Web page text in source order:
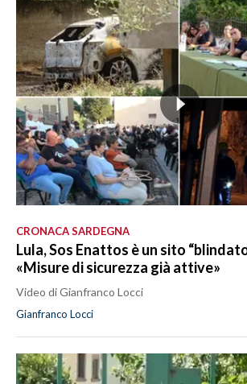
CRONACA SARDEGNA
Lula, Sos Enattos è un sito
«Misure di sicurezza già attive»
Video di Gianfranco Locci
Gianfranco Locci